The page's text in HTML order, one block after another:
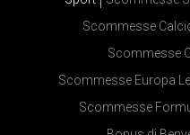
Scommesse
Scommesse
Scommesse Europa
Scommesse